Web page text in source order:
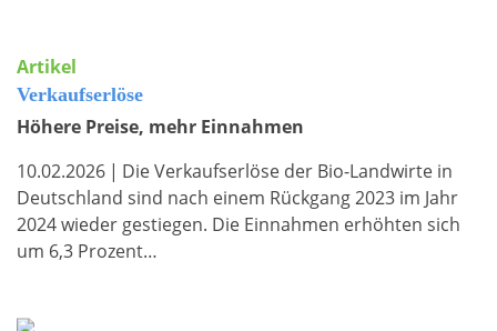
Artikel
Verkaufserlöse
Höhere Preise, mehr Einnahmen
10.02.2026 | Die Verkaufserlöse der Bio-Landwirte in
Deutschland sind nach einem Rückgang 2023 im Jahr
2024 wieder gestiegen. Die Einnahmen erhöhten sich
um 6,3 Prozent…